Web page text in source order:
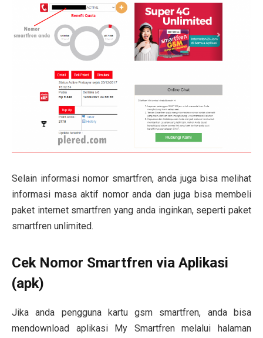
Selain informasi nomor smartfren, anda juga bisa melihat
informasi masa aktif nomor anda dan juga bisa membeli
paket internet smartfren yang anda inginkan, seperti paket
smartfren unlimited.
Cek Nomor Smartfren via Aplikasi
(apk)
Jika anda pengguna kartu gsm smartfren, anda bisa
mendownload aplikasi My Smartfren melalui halaman